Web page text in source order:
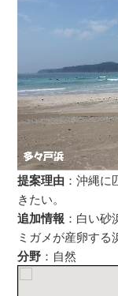
提案理由 ：沖縄
きたい。
追加情報 ：白い
ミガメが産卵する
分野 ：自然